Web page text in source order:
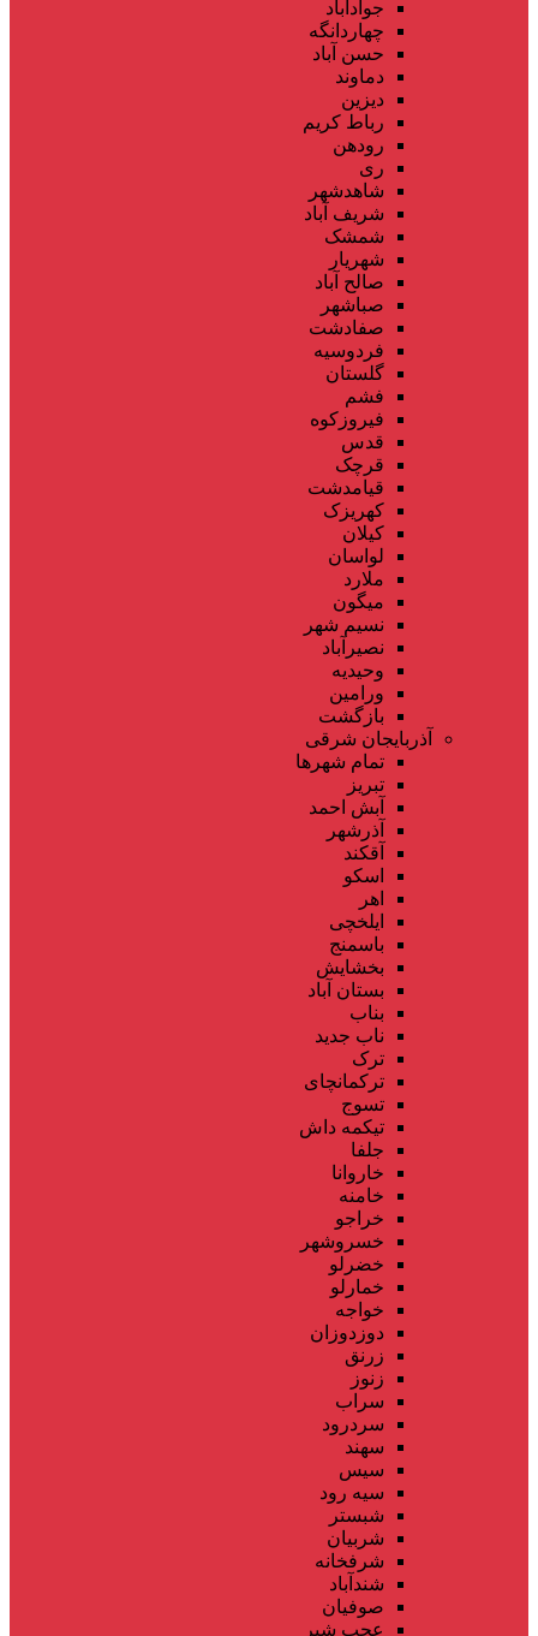
جوادآباد
چهاردانگه
حسن آباد
دماوند
دیزین
رباط کریم
رودهن
ری
شاهدشهر
شریف آباد
شمشک
شهریار
صالح آباد
صباشهر
صفادشت
فردوسیه
گلستان
فشم
فیروزکوه
قدس
قرچک
قیامدشت
کهریزک
کیلان
لواسان
ملارد
میگون
نسیم شهر
نصیرآباد
وحیدیه
ورامین
بازگشت
آذربایجان شرقی
تمام شهر‌ها
تبریز
آبش احمد
آذرشهر
آقکند
اسکو
اهر
ایلخچی
باسمنج
بخشایش
بستان آباد
بناب
ناب جدید
ترک
ترکمانچای
تسوج
تیکمه داش
جلفا
خاروانا
خامنه
خراجو
خسروشهر
خضرلو
خمارلو
خواجه
دوزدوزان
زرنق
زنوز
سراب
سردرود
سهند
سیس
سیه رود
شبستر
شربیان
شرفخانه
شندآباد
صوفیان
عجب شیر